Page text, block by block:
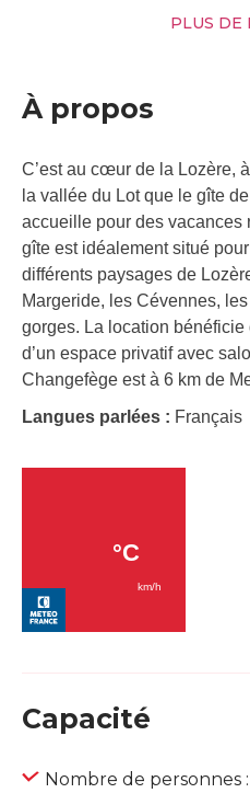
PLUS DE
À propos
C’est au cœur de la Lozère,
la vallée du Lot que le gîte
accueille pour des vacances
gîte est idéalement situé
différents paysages de
Margeride, les Cévennes,
gorges. La location bénéficie
d’un espace privatif avec
Changefège est à 6 km de
Langues parlées : Français
Capacité
Nombre de personnes